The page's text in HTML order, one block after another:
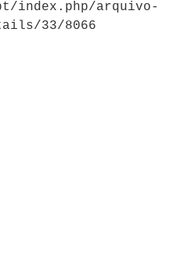
index.php/arquivo-
33/8066